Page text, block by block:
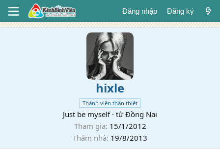
Đăng nhập Đăng ký
hixle
Thành viên thân thiết
Just be myself · từĐồng Nai
Tham gia 15/1/2012
Thăm nhà 19/8/2013